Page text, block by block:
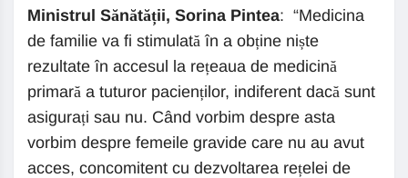
Ministrul Sănătății, Sorina Pintea: “Medicina
de familie va fi stimulată în a obține niște
rezultate în accesul la rețeaua de medicină
primară a tuturor pacienților, indiferent dacă sunt
asigurați sau nu. Când vorbim despre asta
vorbim despre femeile gravide care nu au avut
acces, concomitent cu dezvoltarea rețelei de